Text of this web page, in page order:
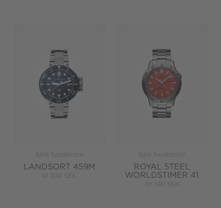
Sjöö Sandström
LANDSORT 459M
41 200 SEK
Sjöö Sandström
ROYAL STEEL
WORLDSTIMER 41
30 100 SEK